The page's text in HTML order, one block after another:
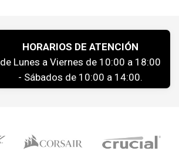
HORARIOS DE ATENCIÓN
de Lunes a Viernes de 10:00 a 18:00
- Sábados de 10:00 a 14:00.